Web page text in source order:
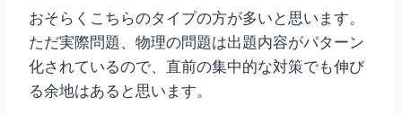
おそらくこちらのタイプの方が多いと思います。
ただ実際問題、物理の問題は出題内容がパターン
化されているので、直前の集中的な対策でも伸び
る余地はあると思います。